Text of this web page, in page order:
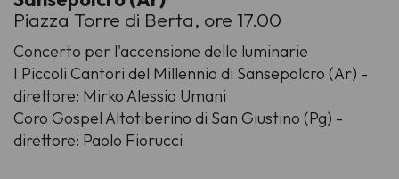
Piazza Torre di Berta, ore 17.00
Concerto per l'accensione delle luminarie
I Piccoli Cantori del Millennio di Sansepolcro (Ar) -
direttore: Mirko Alessio Umani
Coro Gospel Altotiberino di San Giustino (Pg) -
direttore: Paolo Fiorucci